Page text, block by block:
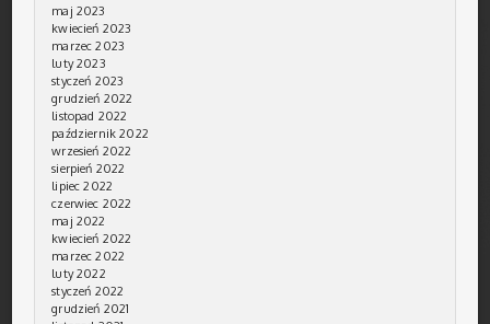
maj 2023
kwiecień 2023
marzec 2023
luty 2023
styczeń 2023
grudzień 2022
listopad 2022
październik 2022
wrzesień 2022
sierpień 2022
lipiec 2022
czerwiec 2022
maj 2022
kwiecień 2022
marzec 2022
luty 2022
styczeń 2022
grudzień 2021